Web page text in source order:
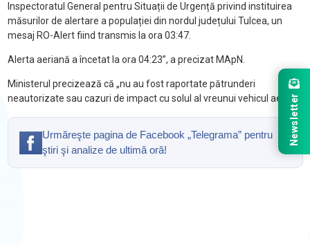
Inspectoratul General pentru Situații de Urgență privind instituirea
măsurilor de alertare a populației din nordul județului Tulcea, un
mesaj RO-Alert fiind transmis la ora 03:47.
Alerta aeriană a încetat la ora 04:23”, a precizat MApN.
Ministerul precizează că „nu au fost raportate pătrunderi
neautorizate sau cazuri de impact cu solul al vreunui vehicul aerian”.
Urmăreşte pagina de Facebook „Telegrama” pentru
ştiri şi analize de ultimă oră!
Newsletter